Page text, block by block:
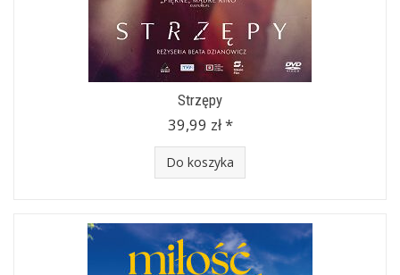
Strzępy
39,99 zł *
Do koszyka